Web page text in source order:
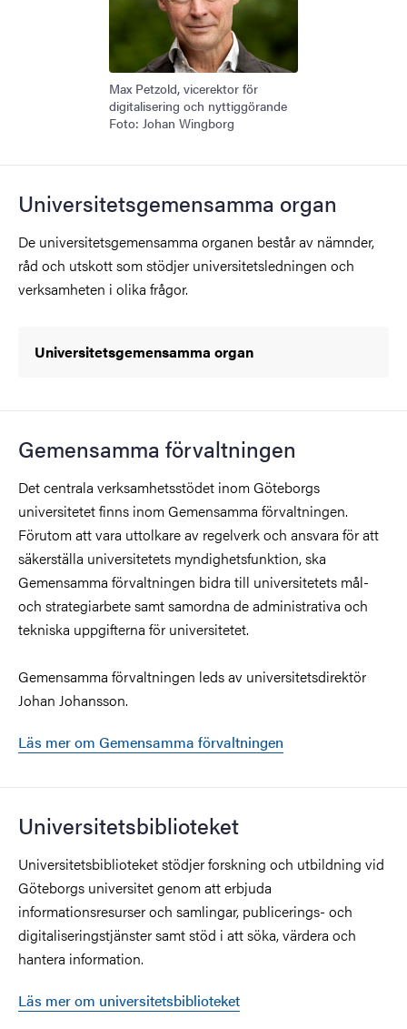
Max Petzold, vicerektor för
digitalisering och nyttiggörande
Foto: Johan Wingborg
Universitetsgemensamma organ
De universitetsgemensamma organen består av nämnder,
råd och utskott som stödjer universitetsledningen och
verksamheten i olika frågor.
Universitetsgemensamma organ
Gemensamma förvaltningen
Det centrala verksamhetsstödet inom Göteborgs
universitetet finns inom Gemensamma förvaltningen.
Förutom att vara uttolkare av regelverk och ansvara för att
säkerställa universitetets myndighetsfunktion, ska
Gemensamma förvaltningen bidra till universitetets mål-
och strategiarbete samt samordna de administrativa och
tekniska uppgifterna för universitetet.
Gemensamma förvaltningen leds av universitetsdirektör
Johan Johansson.
Läs mer om Gemensamma förvaltningen
Universitetsbiblioteket
Universitetsbiblioteket stödjer forskning och utbildning vid
Göteborgs universitet genom att erbjuda
informationsresurser och samlingar, publicerings- och
digitaliseringstjänster samt stöd i att söka, värdera och
hantera information.
Läs mer om universitetsbiblioteket